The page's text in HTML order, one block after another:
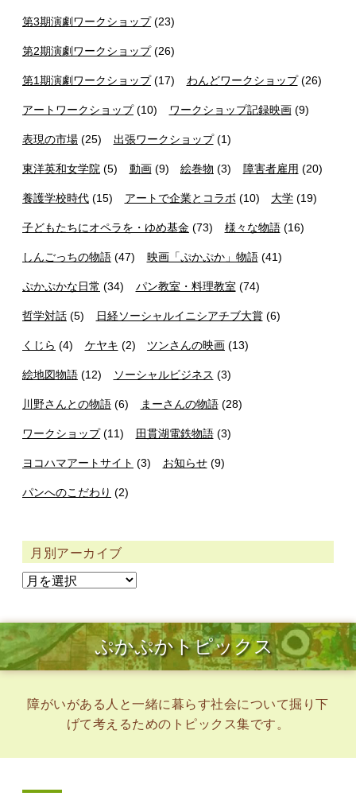
第3期演劇ワークショップ(23)
第2期演劇ワークショップ(26)
第1期演劇ワークショップ(17) わんどワークショップ(26)
アートワークショップ(10) ワークショップ記録映画(9)
表現の市場 (25) 出張ワークショップ(1)
東洋英和女学院 (5) 動画(9) 絵巻物 (3) 障害者雇用 (20)
養護学校時代 (15) アートで企業とコラボ (10) 大学 (19)
子どもたちにオペラを・ゆめ基金 (73) 様々な物語(16)
しんごっちの物語 (47) 映画「ぷかぷか」物語(41)
ぷかぷかな日常 (34) パン教室・料理教室 (74)
哲学対話 (5) 日経ソーシャルイニシアチブ大賞(6)
くじら (4) ケヤキ (2) ツンさんの映画 (13)
絵地図物語 (12) ソーシャルビジネス (3)
川野さんとの物語 (6) まーさんの物語(28)
ワークショップ(11) 田貫湖電鉄物語(3)
ヨコハマアートサイト (3) お知らせ(9)
パンへのこだわり (2)
月別アーカイブ
ぷかぷかトピックス
障がいがある人と一緒に暮らす社会について掘り下
げて考えるためのトピックス集です。